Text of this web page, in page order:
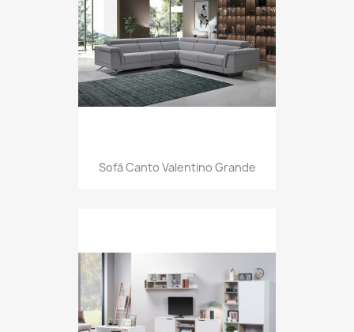
Sofá Canto Valentino Grande